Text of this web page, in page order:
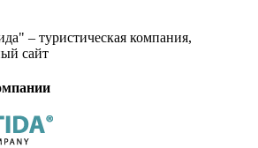
– туристическая компания,
сайт